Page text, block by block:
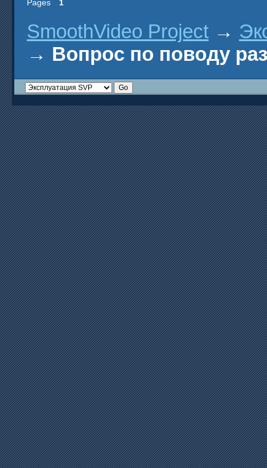
Pages 1
SmoothVideo Project →
→ Вопрос по поводу